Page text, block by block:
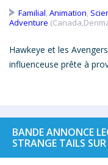
Familial,Animation,
Adventure
Hawkeye et les Avengers
influenceuse prête à
BANDE ANNONCE
STRANGE TAILS